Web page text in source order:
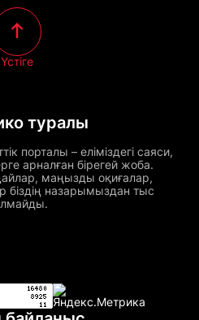
туралы
порталы – еліміздегі саяси,
арналған бірегей жоба.
маңызды оқиғалар,
біздің назарымыздан тыс
Үстіге